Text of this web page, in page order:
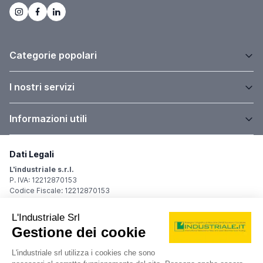
Categorie popolari
I nostri servizi
Informazioni utili
Dati Legali
L'industriale s.r.l.
P. IVA: 12212870153
Codice Fiscale: 12212870153
Sede Legale
Via Carlo Dolci, 32
20148 Milano (MI)
Italy